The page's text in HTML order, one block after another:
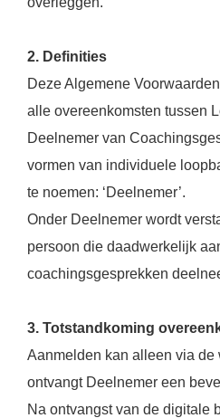
2. Definities
Deze Algemene
alle overeenkomsten tussen
Deelnemer van
vormen van individuele
te noemen: ‘Deelnemer’.
Onder Deelnemer wordt
persoon die daadwerkelijk
coachingsgesprekken
3. Totstandkoming
Aanmelden kan alleen via de
ontvangt Deelnemer een
Na ontvangst van de digitale
Hierdoor
website-
van